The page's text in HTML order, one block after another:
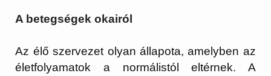
A betegségek okairól
Az élő szervezet olyan állapota, amelyben az
életfolyamatok a normálistól eltérnek. A